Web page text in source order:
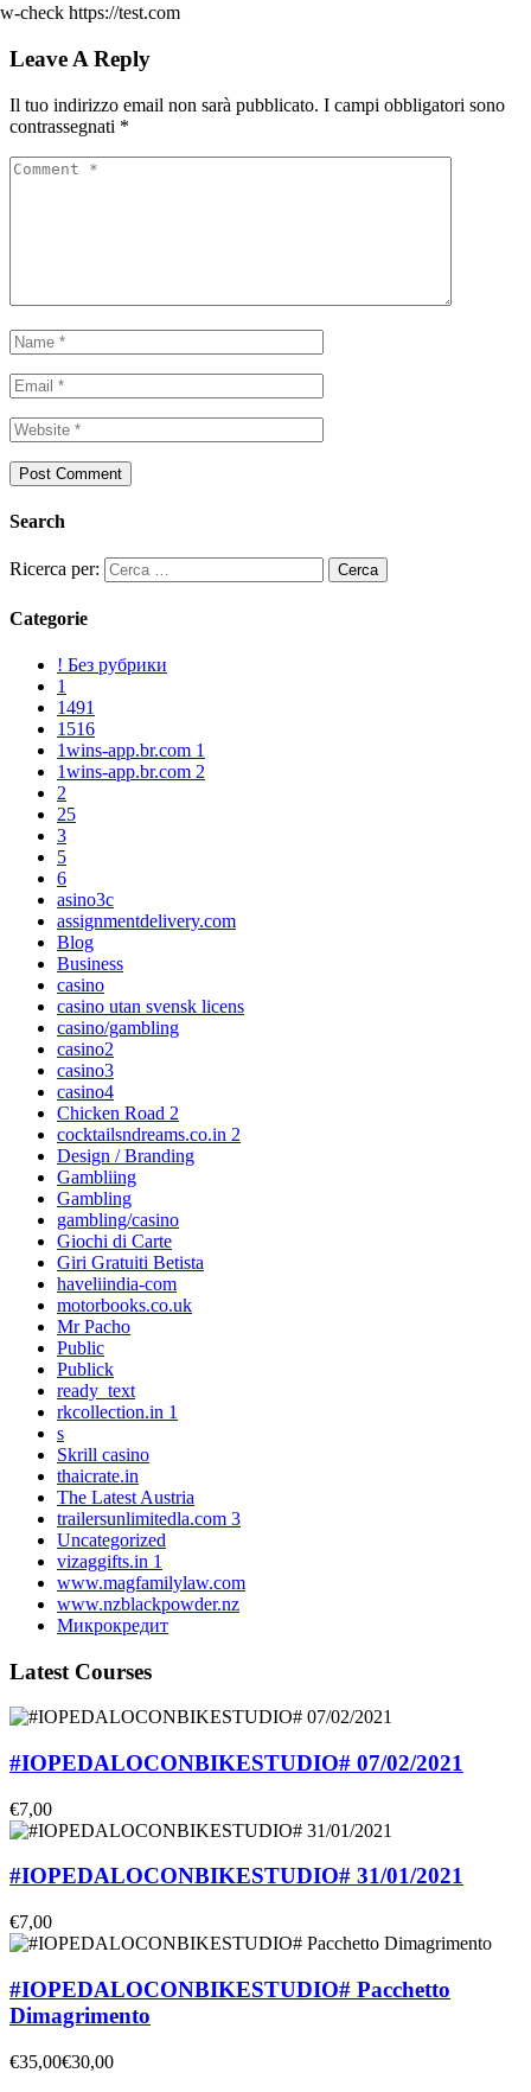
check https://test.com
Leave A Reply
Il tuo indirizzo email non sarà pubblicato. I campi obbligatori sono
contrassegnati *
Search
Ricerca per:
Categorie
! Без рубрики
1
1491
1516
1wins-app.br.com 1
1wins-app.br.com 2
2
25
3
5
6
asino3c
assignmentdelivery.com
Blog
Business
casino
casino utan svensk licens
casino/gambling
casino2
casino3
casino4
Chicken Road 2
cocktailsndreams.co.in 2
Design / Branding
Gambliing
Gambling
gambling/casino
Giochi di Carte
Giri Gratuiti Betista
haveliindia-com
motorbooks.co.uk
Mr Pacho
Public
Publick
ready_text
rkcollection.in 1
s
Skrill casino
thaicrate.in
The Latest Austria
trailersunlimitedla.com 3
Uncategorized
vizaggifts.in 1
www.magfamilylaw.com
www.nzblackpowder.nz
Микрокредит
Latest Courses
#IOPEDALOCONBIKESTUDIO# 07/02/2021
€7,00
#IOPEDALOCONBIKESTUDIO# 31/01/2021
€7,00
#IOPEDALOCONBIKESTUDIO# Pacchetto
Dimagrimento
€35,00€30,00